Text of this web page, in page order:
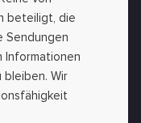
beteiligt, die
Sendungen
bleiben. Wir